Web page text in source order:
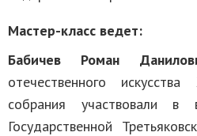
Мастер-класс ведет:
Бабичев Роман
отечественного
собрания участвовали в
Государственной